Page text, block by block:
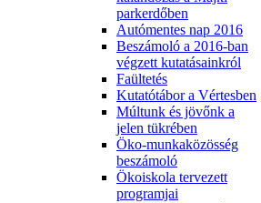
parkerdőben
Autómentes nap 2016
Beszámoló a 2016-ban
végzett kutatásainkról
Faültetés
Kutatótábor a Vértesben
Múltunk és jövőnk a
jelen tükrében
Öko-munkaközösség
beszámoló
Ökoiskola tervezett
programjai